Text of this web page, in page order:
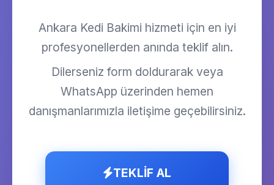
Ankara Kedi Bakimi hizmeti için en iyi
profesyonellerden anında teklif alın.
Dilerseniz form doldurarak veya
WhatsApp üzerinden hemen
danışmanlarımızla iletişime geçebilirsiniz.
TEKLİF AL